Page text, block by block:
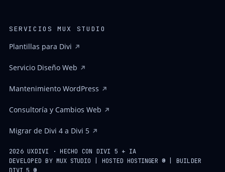
SERVICIOS MUX STUDIO
Plantillas para Divi
Servicio Diseño Web
Mantenimiento WordPress
Consultoría y Cambios Web
Migrar de Divi 4 a Divi 5
2026 UXDIVI · HECHO CON DIVI 5 + IA
DEVELOPED BYMUX STUDIO | HOSTEDHOSTINGER ®| BUILDER